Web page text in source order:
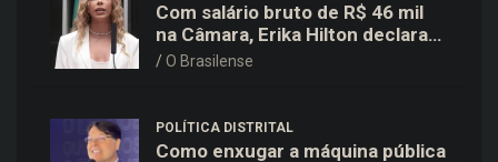
Com salário bruto de R$ 46 mil
na Câmara, Erika Hilton declara
patrimônio de R$ 15,9 mil ao TSE
O Brasilense
POLÍTICA DISTRITAL
Como enxugar a máquina pública